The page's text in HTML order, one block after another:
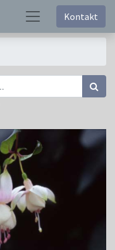
Kontakt